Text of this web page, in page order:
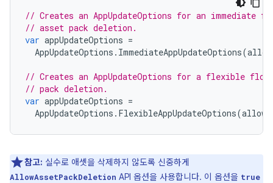
// Creates an AppUpdateOptions for an immediate
// asset pack deletion.
var appUpdateOptions =
AppUpdateOptions . ImmediateAppUpdateOptions(
// Creates an AppUpdateOptions for a flexible
// pack deletion.
var appUpdateOptions =
AppUpdateOptions . FlexibleAppUpdateOptions(
참고: 실수로 애셋을 삭제하지 않도록 신중하게
AllowAssetPackDeletion API 옵션을 사용합니다. 이 옵션을 true